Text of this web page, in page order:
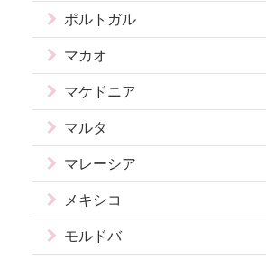
ポルトガル
マカオ
マケドニア
マルタ
マレーシア
メキシコ
モルドバ